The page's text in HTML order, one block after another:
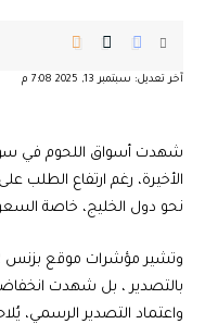
آخر تعديل: سبتمبر 13, 2025 7:08 م
شهدت أسواق اللحوم في
الأخيرة، رغم ارتفاع الطلب
نحو دول الخليج، خاصة
بالتصدير ، بل شهدت
واعتماد التصدير الرسمي،